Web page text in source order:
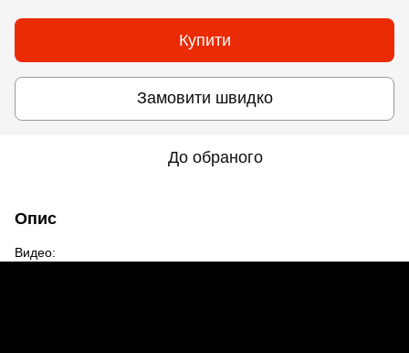
Купити
Замовити швидко
До обраного
Опис
Видео: